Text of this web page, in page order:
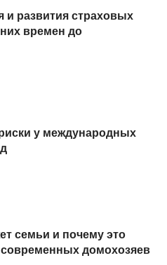
и развития страховых
времен до
у международных
семьи и почему это
домохозяев